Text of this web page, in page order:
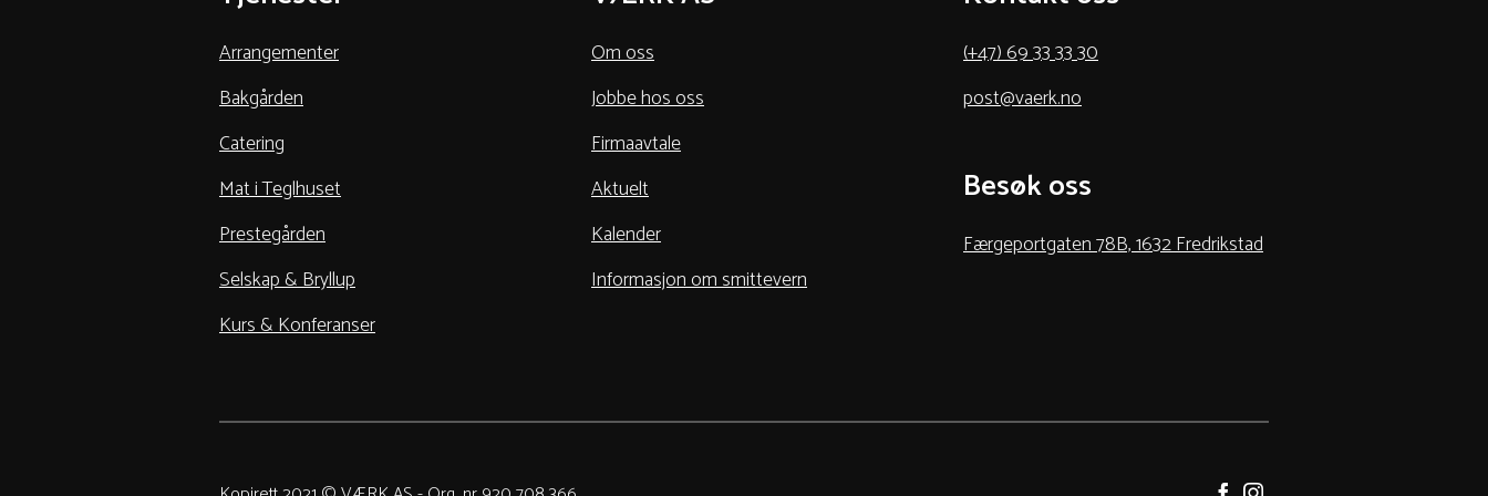
Arrangementer
Bakgården
Catering
Mat i Teglhuset
Prestegården
Selskap & Bryllup
Kurs & Konferanser
Om oss
Jobbe hos oss
Firmaavtale
Aktuelt
Kalender
Informasjon om smittevern
(+47) 69 33 33 30
post@vaerk.no
Besøk oss
Færgeportgaten 78B, 1632 Fredrikstad